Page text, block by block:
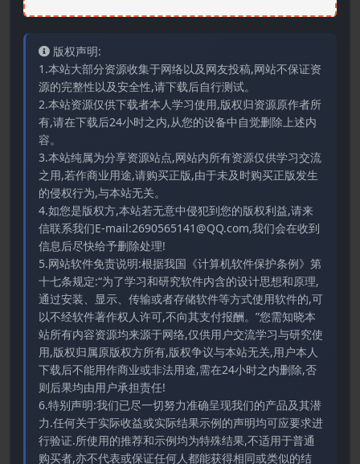
版权声明:
1.本站大部分资源收集于网络以及网友投稿,网站不保证资
源的完整性以及安全性,请下载后自行测试。
2.本站资源仅供下载者本人学习使用,版权归资源原作者所
有,请在下载后24小时之内,从您的设备中自觉删除上述内
容。
3.本站纯属为分享资源站点,网站内所有资源仅供学习交流
之用,若作商业用途,请购买正版,由于未及时购买正版发生
的侵权行为,与本站无关。
4.如您是版权方,本站若无意中侵犯到您的版权利益,请来
信联系我们E-mail:2690565141@QQ.com,我们会在收到
信息后尽快给予删除处理!
5.网站软件免责说明:根据我国《计算机软件保护条例》第
十七条规定:“为了学习和研究软件内含的设计思想和原理,
通过安装、显示、传输或者存储软件等方式使用软件的,可
以不经软件著作权人许可,不向其支付报酬。”您需知晓本
站所有内容资源均来源于网络,仅供用户交流学习与研究使
用,版权归属原版权方所有,版权争议与本站无关,用户本人
下载后不能用作商业或非法用途,需在24小时之内删除,否
则后果均由用户承担责任!
6.特别声明:我们已尽一切努力准确呈现我们的产品及其潜
力.任何关于实际收益或实际结果示例的声明均可应要求进
行验证.所使用的推荐和示例均为特殊结果,不适用于普通
购买者,亦不代表或保证任何人都能获得相同或类似的结